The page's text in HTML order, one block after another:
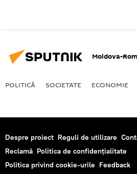
Moldova-
POLITICĂ SOCIETATE ECONOMIE
Despre proiect Reguli de utilizare
Reclamă Politica de confidențialitate
Politica privind cookie-urile Feedback